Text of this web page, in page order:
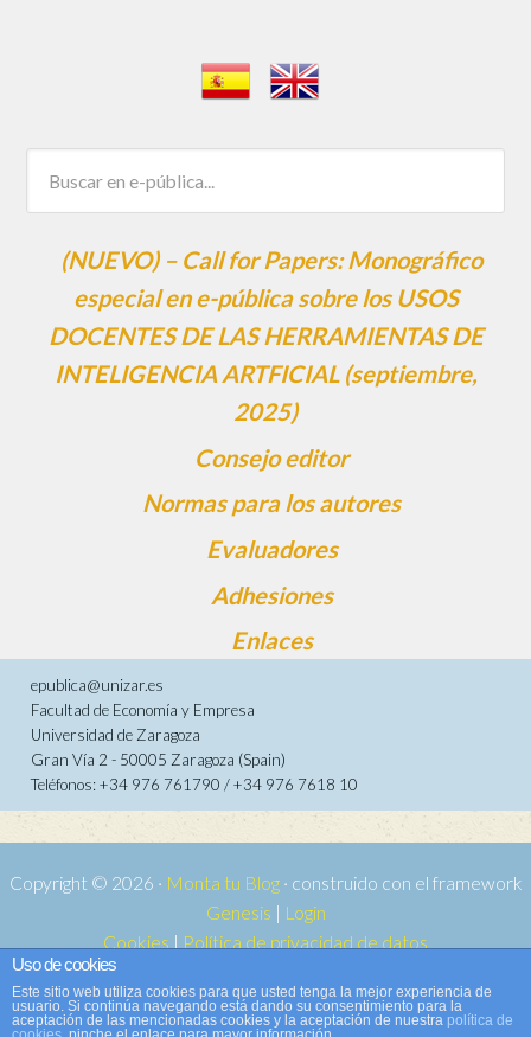
(NUEVO) – Call for Papers: Monográfico
especial en e-pública sobre los USOS
DOCENTES DE LAS HERRAMIENTAS DE
INTELIGENCIA ARTFICIAL (septiembre,
2025)
Consejo editor
Normas para los autores
Evaluadores
Adhesiones
Enlaces
epublica@unizar.es
Facultad de Economía y Empresa
Universidad de Zaragoza
Gran Vía 2 - 50005 Zaragoza (Spain)
Teléfonos: +34 976 761790 / +34 976 7618 10
Copyright © 2026 · Monta tu Blog· construido con el framework
Genesis | Login
Cookies | Política de privacidad de datos
Copyright © 2026 ·
WordPress·Acceder
Uso de cookies
Este sitio web utiliza cookies para que usted tenga la mejor experiencia de
usuario. Si continúa navegando está dando su consentimiento para la
aceptación de las mencionadas cookies y la aceptación de nuestra política de